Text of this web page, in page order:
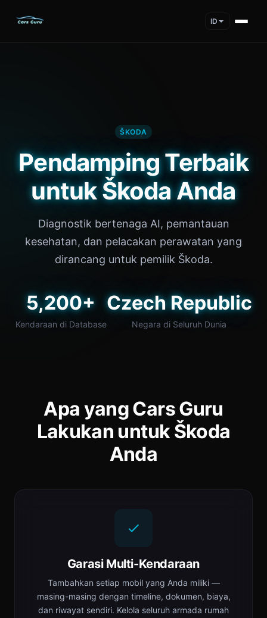
ID
ŠKODA
Pendamping Terbaik
untuk Škoda Anda
Diagnostik bertenaga AI, pemantauan
kesehatan, dan pelacakan perawatan yang
dirancang untuk pemilik Škoda.
5,200+
Kendaraan di Database
Czech Republic
Negara di Seluruh Dunia
Apa yang Cars Guru
Lakukan untuk Škoda
Anda
Garasi Multi-Kendaraan
Tambahkan setiap mobil yang Anda miliki —
masing-masing dengan timeline, dokumen, biaya,
dan riwayat sendiri. Kelola seluruh armada rumah